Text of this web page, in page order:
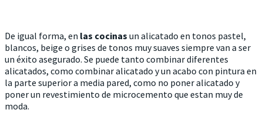
De igual forma, en las cocinas un alicatado en tonos pastel,
blancos, beige o grises de tonos muy suaves siempre van a ser
un éxito asegurado. Se puede tanto combinar diferentes
alicatados, como combinar alicatado y un acabo con pintura en
la parte superior a media pared, como no poner alicatado y
poner un revestimiento de microcemento que estan muy de
moda.